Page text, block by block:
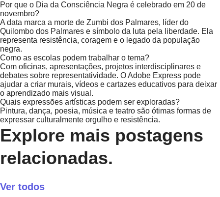
Por que o Dia da Consciência Negra é celebrado em 20 de
novembro?
A data marca a morte de Zumbi dos Palmares, líder do
Quilombo dos Palmares e símbolo da luta pela liberdade. Ela
representa resistência, coragem e o legado da população
negra.
Como as escolas podem trabalhar o tema?
Com oficinas, apresentações, projetos interdisciplinares e
debates sobre representatividade. O Adobe Express pode
ajudar a criar murais, vídeos e cartazes educativos para deixar
o aprendizado mais visual.
Quais expressões artísticas podem ser exploradas?
Pintura, dança, poesia, música e teatro são ótimas formas de
expressar culturalmente orgulho e resistência.
Explore mais postagens
relacionadas.
Ver todos